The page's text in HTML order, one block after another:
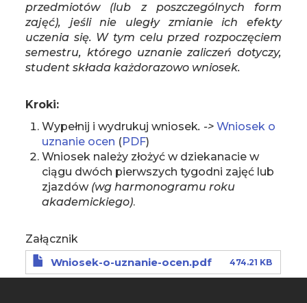
przedmiotów (lub z poszczególnych form
zajęć), jeśli nie uległy zmianie ich efekty
uczenia się. W tym celu przed rozpoczęciem
semestru, którego uznanie zaliczeń dotyczy,
student składa każdorazowo wniosek.
Kroki:
Wypełnij i wydrukuj wniosek. ->Wniosek o
uznanie ocen (PDF)
Wniosek należy złożyć w dziekanacie w
ciągu dwóch pierwszych tygodni zajęć lub
zjazdów (wg harmonogramu roku
akademickiego).
Załącznik
Wniosek-o-uznanie-ocen.pdf
474.21 KB